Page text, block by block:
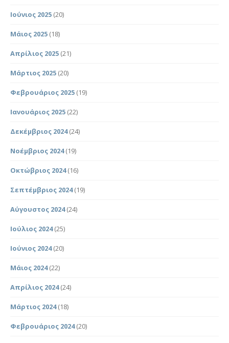
Ιούνιος 2025 (20)
Μάιος 2025 (18)
Απρίλιος 2025 (21)
Μάρτιος 2025 (20)
Φεβρουάριος 2025 (19)
Ιανουάριος 2025 (22)
Δεκέμβριος 2024(24)
Νοέμβριος 2024(19)
Οκτώβριος 2024(16)
Σεπτέμβριος 2024(19)
Αύγουστος 2024(24)
Ιούλιος 2024(25)
Ιούνιος 2024(20)
Μάιος 2024(22)
Απρίλιος 2024(24)
Μάρτιος 2024(18)
Φεβρουάριος 2024(20)